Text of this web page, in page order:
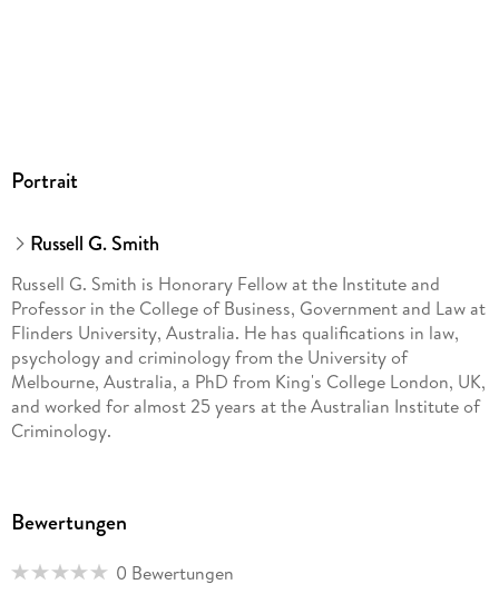
Portrait
Russell G. Smith
Russell G. Smith is Honorary Fellow at the Institute and
Professor in the College of Business, Government and Law at
Flinders University, Australia. He has qualifications in law,
psychology and criminology from the University of
Melbourne, Australia, a PhD from King's College London, UK,
and worked for almost 25 years at the Australian Institute of
Criminology.
Bewertungen
0 Bewertungen